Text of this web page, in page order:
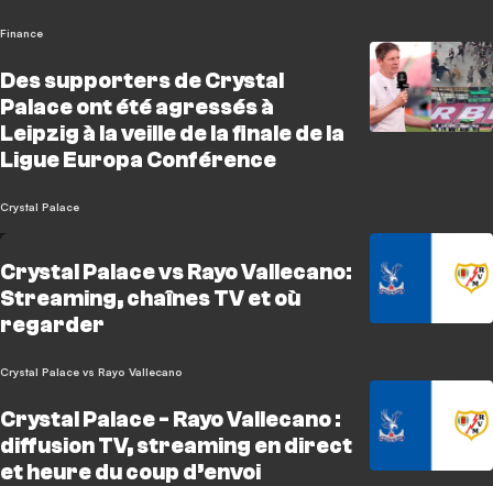
Finance
Des supporters de Crystal
Palace ont été agressés à
Leipzig à la veille de la finale de la
Ligue Europa Conférence
Crystal Palace
Crystal Palace vs Rayo Vallecano:
Streaming, chaînes TV et où
regarder
Crystal Palace vs Rayo Vallecano
Crystal Palace - Rayo Vallecano :
diffusion TV, streaming en direct
et heure du coup d’envoi